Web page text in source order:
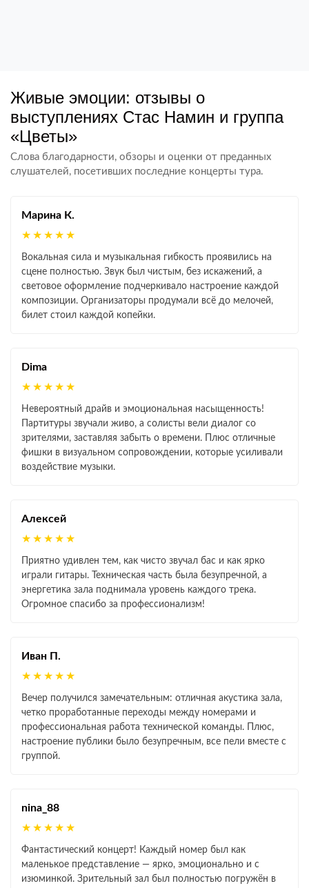
Живые эмоции: отзывы о
выступлениях Стас Намин и группа
«Цветы»
Слова благодарности, обзоры и оценки от преданных
слушателей, посетивших последние концерты тура.
Марина К.
★★★★★
Вокальная сила и музыкальная гибкость проявились на
сцене полностью. Звук был чистым, без искажений, а
световое оформление подчеркивало настроение каждой
композиции. Организаторы продумали всё до мелочей,
билет стоил каждой копейки.
Dima
★★★★★
Невероятный драйв и эмоциональная насыщенность!
Партитуры звучали живо, а солисты вели диалог со
зрителями, заставляя забыть о времени. Плюс отличные
фишки в визуальном сопровождении, которые усиливали
воздействие музыки.
Алексей
★★★★★
Приятно удивлен тем, как чисто звучал бас и как ярко
играли гитары. Техническая часть была безупречной, а
энергетика зала поднимала уровень каждого трека.
Огромное спасибо за профессионализм!
Иван П.
★★★★★
Вечер получился замечательным: отличная акустика зала,
четко проработанные переходы между номерами и
профессиональная работа технической команды. Плюс,
настроение публики было безупречным, все пели вместе с
группой.
nina_88
★★★★★
Фантастический концерт! Каждый номер был как
маленькое представление — ярко, эмоционально и с
изюминкой. Зрительный зал был полностью погружён в